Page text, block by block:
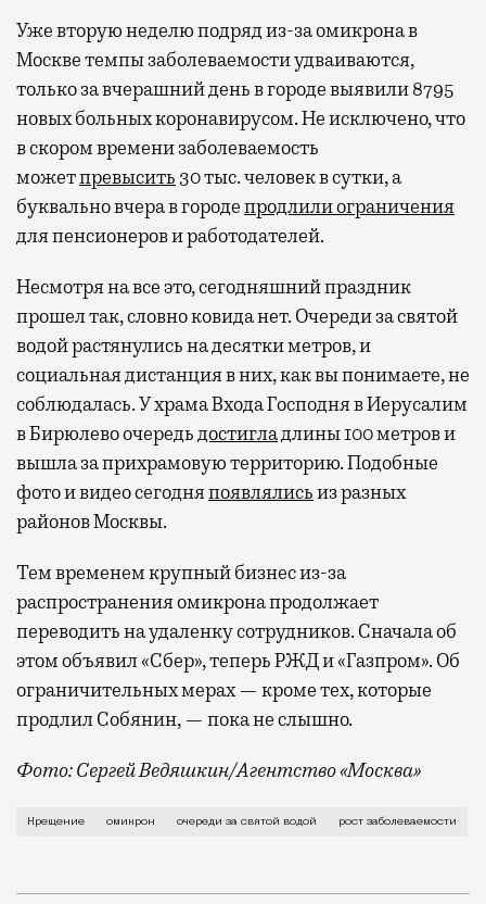
Уже вторую неделю подряд из-за омикрона в
Москве темпы заболеваемости удваиваются,
только за вчерашний день в городе выявили 8795
новых больных коронавирусом. Не исключено, что
в скором времени заболеваемость
можетпревысить 30 тыс. человек в сутки, а
буквально вчера в городепродлили ограничения
для пенсионеров и работодателей.
Несмотря на все это, сегодняшний праздник
прошел так, словно ковида нет. Очереди за святой
водой растянулись на десятки метров, и
социальная дистанция в них, как вы понимаете, не
соблюдалась. У храма Входа Господня в Иерусалим
в Бирюлево очередьдостигладлины 100 метров и
вышла за прихрамовую территорию. Подобные
фото и видео сегодняпоявлялисьиз разных
районов Москвы.
Тем временем крупный бизнес из-за
распространения омикрона продолжает
переводить на удаленку сотрудников. Сначала об
этом объявил «Сбер», теперь РЖД и «Газпром». Об
ограничительных мерах — кроме тех, которые
продлил Собянин, — пока не слышно.
Фото: Сергей Ведяшкин/Агентство «Москва»
Праздник Крещения в этом году крайне неудачно
Крещение омикрон очереди за святой водой рост заболеваемости